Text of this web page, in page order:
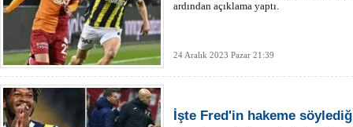
ardından açıklama yaptı.
24 Aralık 2023 Pazar 21:39
İşte Fred'in hakeme